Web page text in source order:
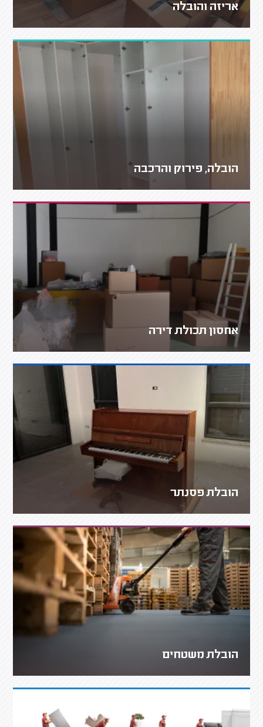
אריזה והובלה
הובלה, פירוק והרכבה
אחסון תכולת דירה
הובלת פסנתר
הובלת משטחים